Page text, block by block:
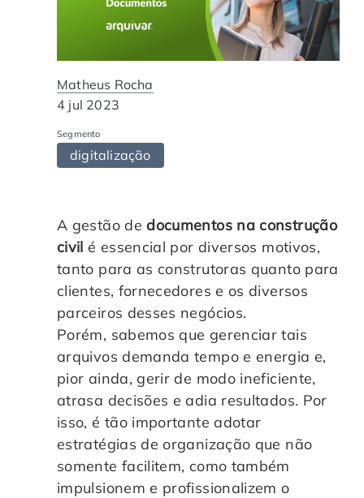
Software para BPM
Educação Corporativa
Gerenciamento de NF-e
Assinatura Digital
Auditoria de Processos
Transformação Digital
Gestão do Departamento Pessoal
Controle e Organização de Documentos Físicos
Guarda de Documentos
Agronegócio
Instituições de Ensino
Departamento Pessoal
Cooperativas
Cases de Sucesso
Nossas Unidades
Blog
Matheus Rocha
4 jul 2023
Segmento
digitalização
A gestão de documentos na construção
civilé essencial por diversos motivos,
tanto para as construtoras quanto para
clientes, fornecedores e os diversos
parceiros desses negócios.
Porém, sabemos que gerenciar tais
arquivos demanda tempo e energia e,
pior ainda, gerir de modo ineficiente,
atrasa decisões e adia resultados. Por
isso, é tão importante adotar
estratégias de organização que não
somente facilitem, como também
impulsionem e profissionalizem o